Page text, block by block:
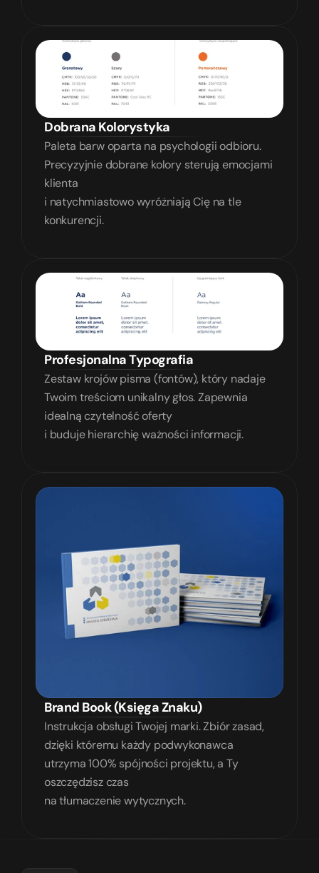
Dobrana Kolorystyka
Paleta barw oparta na psychologii odbioru.
Precyzyjnie dobrane kolory sterują emocjami
klienta
i natychmiastowo wyróżniają Cię na tle
konkurencji.
Profesjonalna Typografia
Zestaw krojów pisma (fontów), który nadaje
Twoim treściom unikalny głos. Zapewnia
idealną czytelność oferty
i buduje hierarchię ważności informacji.
Brand Book (Księga Znaku)
Instrukcja obsługi Twojej marki. Zbiór zasad,
dzięki któremu każdy podwykonawca
utrzyma 100% spójności projektu, a Ty
oszczędzisz czas
na tłumaczenie wytycznych.